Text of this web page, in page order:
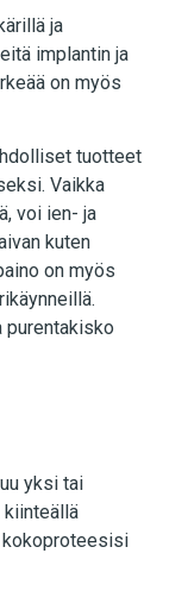
ja
implantin ja
on myös
tuotteet
Vaikka
voi ien- ja
kuten
on myös
purentakisko
yksi tai
kiinteällä
kokoproteesisi